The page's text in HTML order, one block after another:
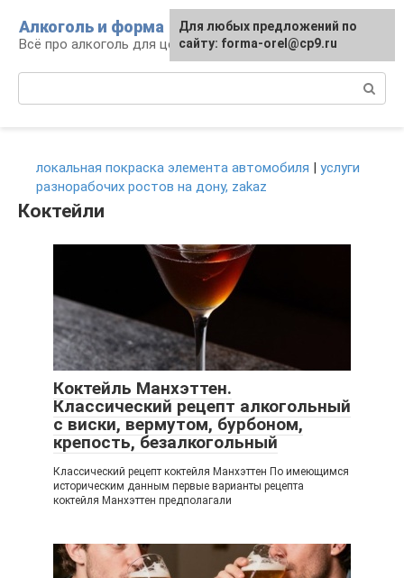
контенту
Алкоголь и форма
Всё про алкоголь для ценителей
локальная покраска элемента автомобиля | услуги
разнорабочих ростов на дону, zakaz
Коктейли
Коктейль Манхэттен.
Классический рецепт алкогольный
с виски, вермутом, бурбоном,
крепость, безалкогольный
Классический рецепт коктейля Манхэттен По имеющимся
историческим данным первые варианты рецепта
коктейля Манхэттен предполагали
Для любых предложений по
сайту: forma-orel@cp9.ru